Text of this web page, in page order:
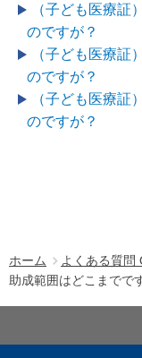
ホーム よくある質問
助成範囲はどこまでで
（子ども医療証
のですが？
（子ども医療証
のですが？
（子ども医療証
のですが？